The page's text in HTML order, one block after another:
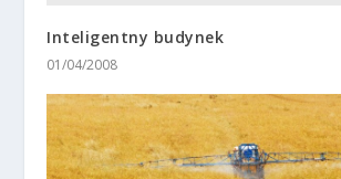
Inteligentny budynek
01/04/2008